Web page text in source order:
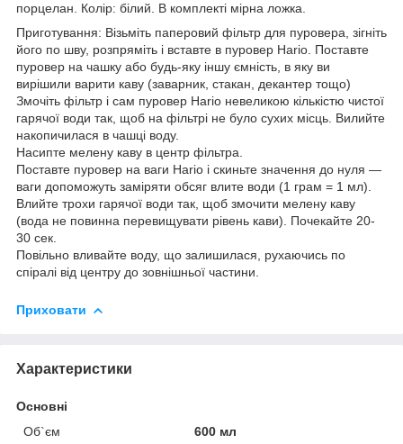
порцелан. Колір: білий. В комплекті мірна ложка.
Приготування: Візьміть паперовий фільтр для пуровера, зігніть
його по шву, розпряміть і вставте в пуровер Hario. Поставте
пуровер на чашку або будь-яку іншу ємність, в яку ви
вирішили варити каву (заварник, стакан, декантер тощо)
Змочіть фільтр і сам пуровер Hario невеликою кількістю чистої
гарячої води так, щоб на фільтрі не було сухих місць. Вилийте
накопичилася в чашці воду.
Насипте мелену каву в центр фільтра.
Поставте пуровер на ваги Hario і скиньте значення до нуля —
ваги допоможуть заміряти обсяг влите води (1 грам = 1 мл).
Влийте трохи гарячої води так, щоб змочити мелену каву
(вода не повинна перевищувати рівень кави). Почекайте 20-
30 сек.
Повільно вливайте воду, що залишилася, рухаючись по
спіралі від центру до зовнішньої частини.
Приховати
Характеристики
Основні
Об`єм
600 мл